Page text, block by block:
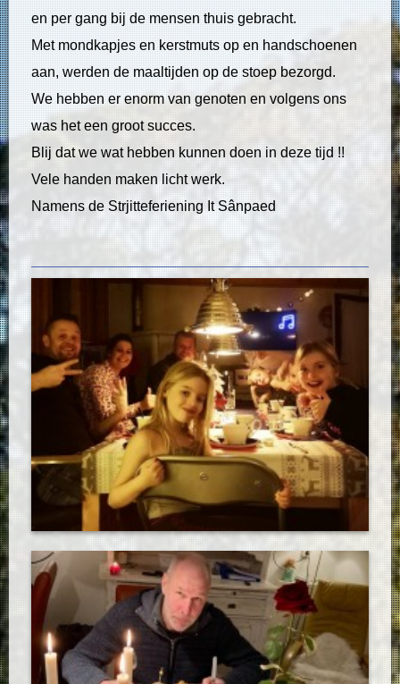
en per gang bij de mensen thuis gebracht.
Met mondkapjes en kerstmuts op en handschoenen
aan, werden de maaltijden op de stoep bezorgd.
We hebben er enorm van genoten en volgens ons
was het een groot succes.
Blij dat we wat hebben kunnen doen in deze tijd !!
Vele handen maken licht werk.
Namens de Strjitteferiening It Sânpaed